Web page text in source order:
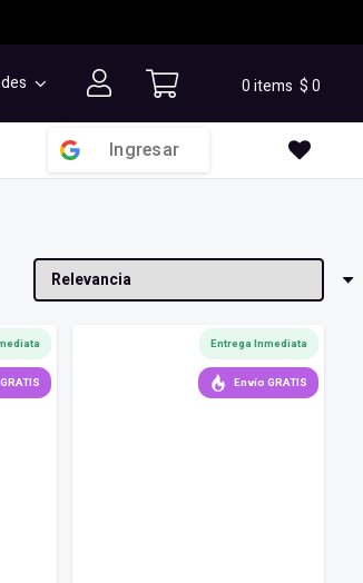
0 items $0
Ingresar
Entrega Inmediata
Envío GRATIS